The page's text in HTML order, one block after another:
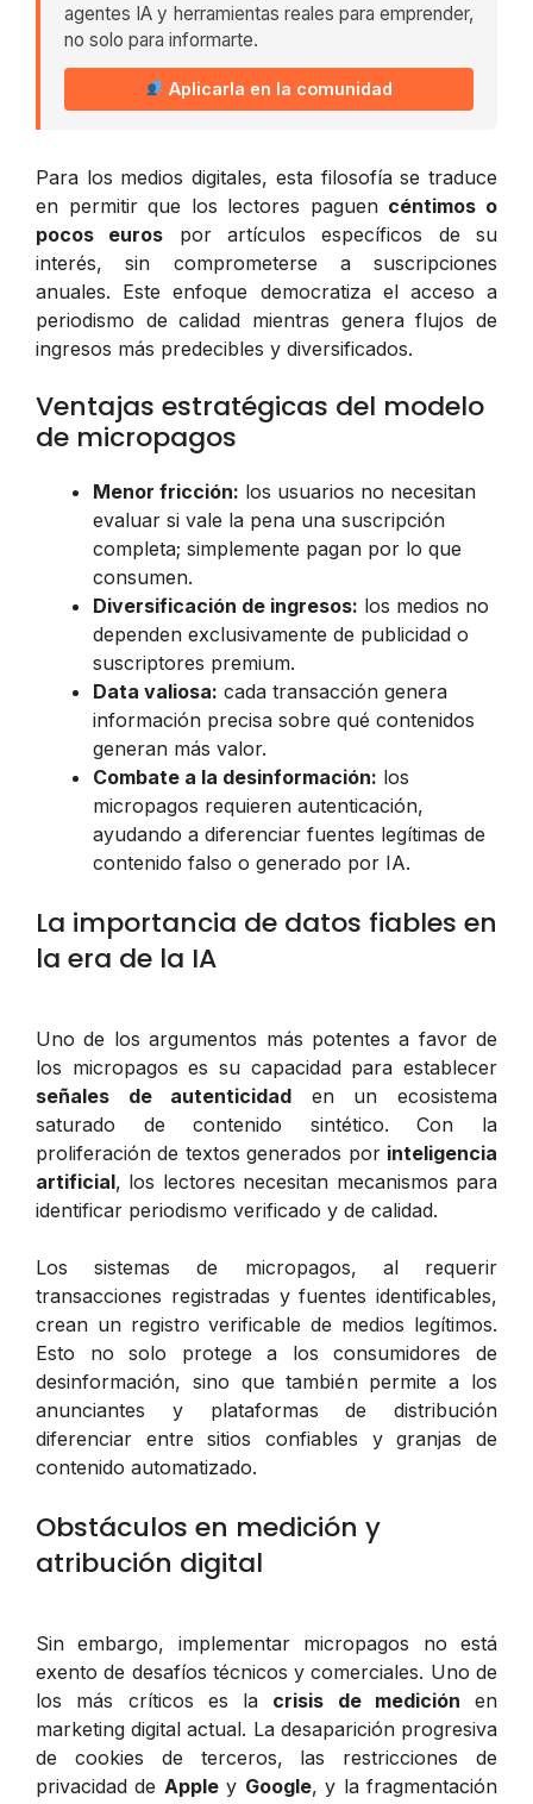
agentes IA y herramientas reales para emprender,
no solo para informarte.
Aplicarla en la comunidad
Para los medios digitales, esta filosofía se traduce
en permitir que los lectores paguen céntimos o
pocos euros por artículos específicos de su
interés, sin comprometerse a suscripciones
anuales. Este enfoque democratiza el acceso a
periodismo de calidad mientras genera flujos de
ingresos más predecibles y diversificados.
Ventajas estratégicas del modelo
de micropagos
Menor fricción: los usuarios no necesitan
evaluar si vale la pena una suscripción
completa; simplemente pagan por lo que
consumen.
Diversificación de ingresos: los medios no
dependen exclusivamente de publicidad o
suscriptores premium.
Data valiosa: cada transacción genera
información precisa sobre qué contenidos
generan más valor.
Combate a la desinformación: los
micropagos requieren autenticación,
ayudando a diferenciar fuentes legítimas de
contenido falso o generado por IA.
La importancia de datos fiables en
la era de la IA
Uno de los argumentos más potentes a favor de
los micropagos es su capacidad para establecer
señales de autenticidad en un ecosistema
saturado de contenido sintético. Con la
proliferación de textos generados por inteligencia
artificial, los lectores necesitan mecanismos para
identificar periodismo verificado y de calidad.
Los sistemas de micropagos, al requerir
transacciones registradas y fuentes identificables,
crean un registro verificable de medios legítimos.
Esto no solo protege a los consumidores de
desinformación, sino que también permite a los
anunciantes y plataformas de distribución
diferenciar entre sitios confiables y granjas de
contenido automatizado.
Obstáculos en medición y
atribución digital
Sin embargo, implementar micropagos no está
exento de desafíos técnicos y comerciales. Uno de
los más críticos es la crisis de medición en
marketing digital actual. La desaparición progresiva
de cookies de terceros, las restricciones de
privacidad de Appley Google, y la fragmentación